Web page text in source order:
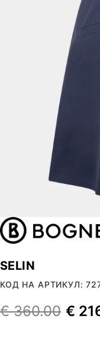
SELIN
КОД НА АРТИКУЛ:
€360.00 €